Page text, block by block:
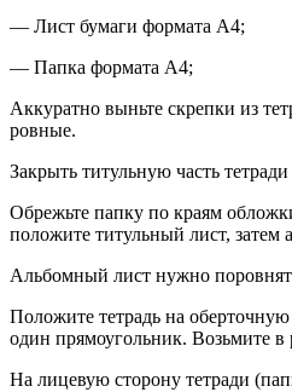
— Лист бумаги формата А4;
— Папка формата А4;
Аккуратно выньте скрепки из
ровные.
Закрыть титульную часть
Обрежьте папку по краям
положите титульный лист, затем
Альбомный лист нужно
Положите тетрадь на
один прямоугольник. Возьмите
На лицевую сторону тетради